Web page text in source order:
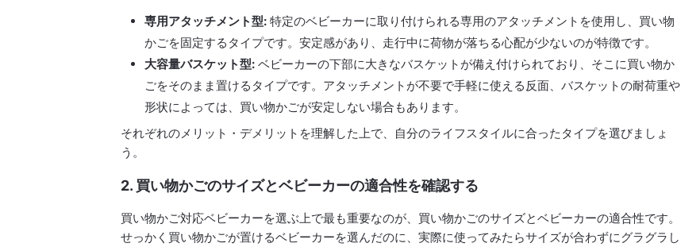
専用アタッチメント型: 特定のベビーカーに取り付けられる専用のアタッチメントを使用し、買い物
かごを固定するタイプです。安定感があり、走行中に荷物が落ちる心配が少ないのが特徴です。
大容量バスケット型: ベビーカーの下部に大きなバスケットが備え付けられており、そこに買い物か
ごをそのまま置けるタイプです。アタッチメントが不要で手軽に使える反面、バスケットの耐荷重や
形状によっては、買い物かごが安定しない場合もあります。
それぞれのメリット・デメリットを理解した上で、自分のライフスタイルに合ったタイプを選びましょ
う。
2. 買い物かごのサイズとベビーカーの適合性を確認する
買い物かご対応ベビーカーを選ぶ上で最も重要なのが、買い物かごのサイズとベビーカーの適合性です。
せっかく買い物かごが置けるベビーカーを選んだのに、実際に使ってみたらサイズが合わずにグラグラし